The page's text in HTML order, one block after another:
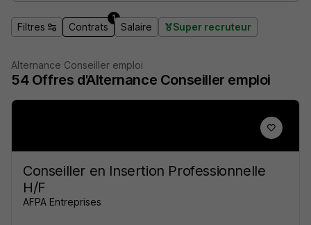
Filtres Contrats
1
Salaire Super recruteur
Alternance Conseiller emploi
54 Offres d'Alternance Conseiller emploi
Conseiller en Insertion Professionnelle
H/F
AFPA Entreprises